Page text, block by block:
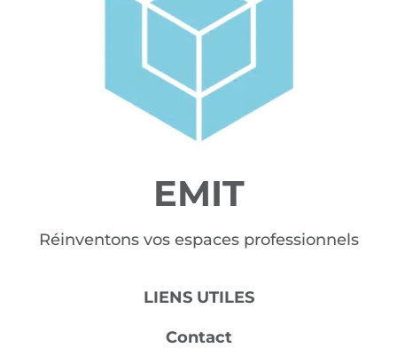
EMIT
Réinventons vos espaces professionnels
LIENS UTILES
Contact